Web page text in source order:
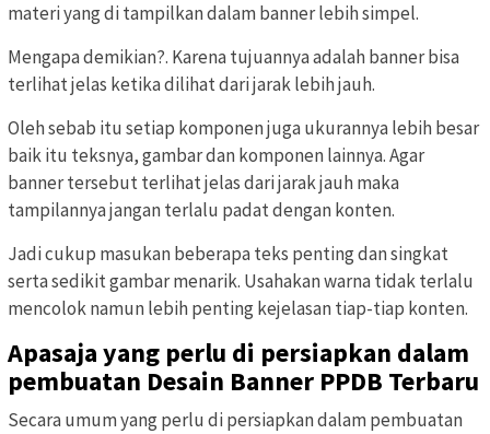
materi yang di tampilkan dalam banner lebih simpel.
Mengapa demikian?. Karena tujuannya adalah banner bisa
terlihat jelas ketika dilihat dari jarak lebih jauh.
Oleh sebab itu setiap komponen juga ukurannya lebih besar
baik itu teksnya, gambar dan komponen lainnya. Agar
banner tersebut terlihat jelas dari jarak jauh maka
tampilannya jangan terlalu padat dengan konten.
Jadi cukup masukan beberapa teks penting dan singkat
serta sedikit gambar menarik. Usahakan warna tidak terlalu
mencolok namun lebih penting kejelasan tiap-tiap konten.
Apasaja yang perlu di persiapkan dalam
pembuatan Desain Banner PPDB Terbaru
Secara umum yang perlu di persiapkan dalam pembuatan